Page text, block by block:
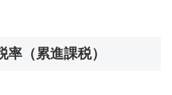
（累進課税）